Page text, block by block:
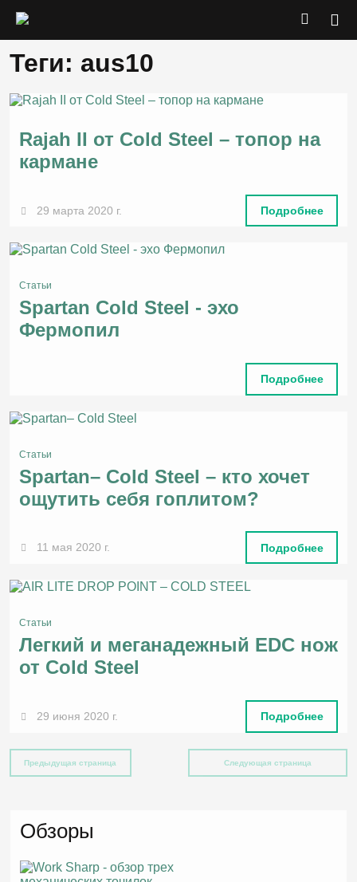
Теги: aus10
Rajah II от Cold Steel – топор на
кармане
29 марта 2020 г. Подробнее
Статьи
Spartan Cold Steel - эхо
Фермопил
Подробнее
Статьи
Spartan– Cold Steel – кто хочет
ощутить себя гоплитом?
11 мая 2020 г. Подробнее
Статьи
Легкий и меганадежный EDС нож
от Cold Steel
29 июня 2020 г. Подробнее
Предыдущая страница Следующая страница
Обзоры